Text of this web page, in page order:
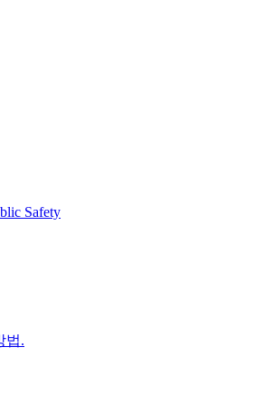
Safety
법.